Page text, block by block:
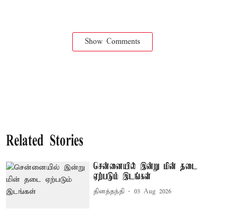
Show Comments
Related Stories
சென்னையில் இன்று மின் தடை
ஏற்படும் இடங்கள்
தினத்தந்தி 03 Aug 2026